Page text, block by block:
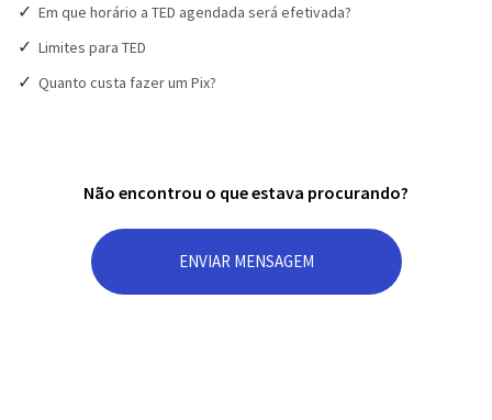
Em que horário a TED agendada será efetivada?
Limites para TED
Quanto custa fazer um Pix?
Não encontrou o que estava procurando?
ENVIAR MENSAGEM